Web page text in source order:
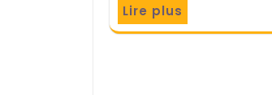
Lire plus